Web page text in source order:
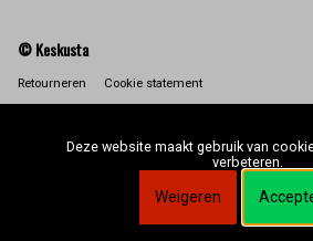
© Keskusta
Retourneren Cookie statement
Deze website maakt gebruik van
verbeteren.
Weigeren